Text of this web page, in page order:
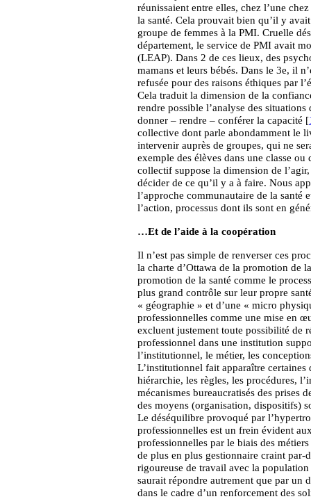
réunissaient entre elles, chez l’une
la santé. Cela prouvait bien qu’il y
groupe de femmes à la PMI. Cruelle
département, le service de PMI avait
(LEAP). Dans 2 de ces lieux, des
mamans et leurs bébés. Dans le 3e, il
refusée pour des raisons éthiques par
Cela traduit la dimension de la
rendre possible l’analyse des
donner – rendre – conférer la capacité [
collective dont parle abondamment le
intervenir auprès de groupes, qui ne
exemple des élèves dans une classe
collectif suppose la dimension de
décider de ce qu’il y a à faire. Nous
l’approche communautaire de la santé
l’action, processus dont ils sont en
…Et de l’aide à la coopération
Il n’est pas simple de renverser ces
la charte d’Ottawa de la promotion de
promotion de la santé comme le
plus grand contrôle sur leur propre
« géographie » et d’une « micro
professionnelles comme une mise en
excluent justement toute possibilité de
professionnel dans une institution
l’institutionnel, le métier, les
L’institutionnel fait apparaître
hiérarchie, les règles, les procédures,
mécanismes bureaucratisés des prises
des moyens (organisation, dispositifs)
Le déséquilibre provoqué par
professionnelles est un frein évident
professionnelles par le biais des
de plus en plus gestionnaire craint par-
rigoureuse de travail avec la
saurait répondre autrement que par un
dans le cadre d’un renforcement des